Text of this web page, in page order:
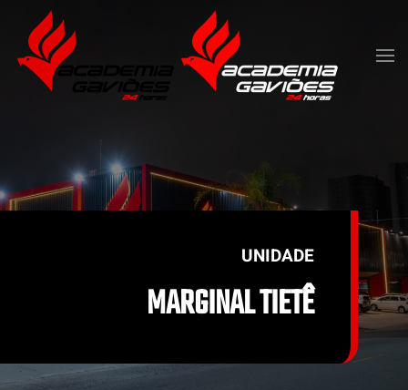
Skip to main content
UNIDADE
MARGINAL TIETÊ